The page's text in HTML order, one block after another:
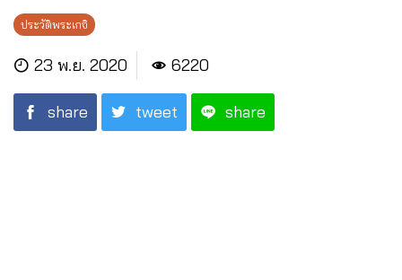
ประวัติพระเกจิ
23 พ.ย. 2020 6220
share tweet share